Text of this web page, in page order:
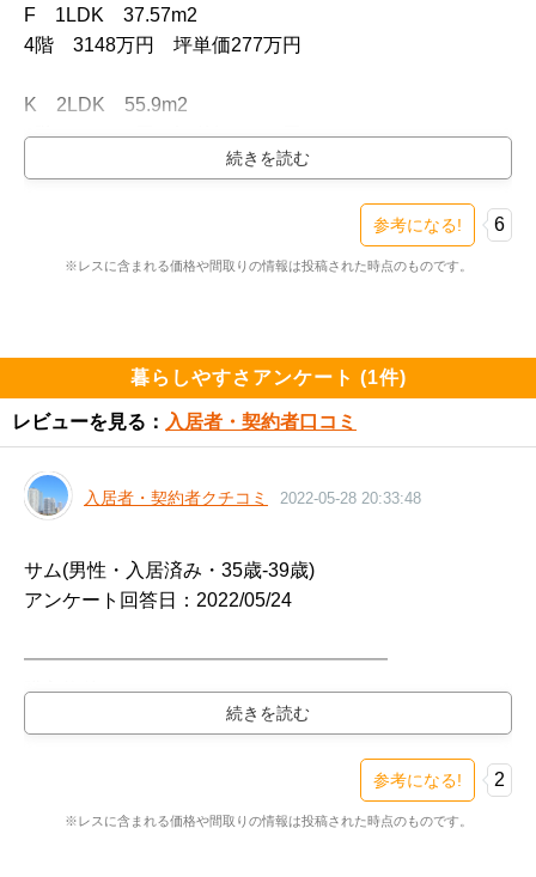
F　1LDK　37.57m2
4階　3148万円　坪単価277万円
K　2LDK　55.9m2
2階　4018万円　坪単価237万円
参考になる! 6
※レスに含まれる価格や間取りの情報は投稿された時点のものです。
暮らしやすさアンケート (1件)
レビューを見る： 入居者・契約者口コミ
入居者・契約者クチコミ 2022-05-28 20:33:48
サム(男性・入居済み・35歳-39歳)
アンケート回答日：2022/05/24
━━━━━━━━━━━━━━━━━━━
購入物件
━━━━━━━━━━━━━━━━━━━
https://www.e-mansion.co.jp/bbs/th...
参考になる! 2
※レスに含まれる価格や間取りの情報は投稿された時点のものです。